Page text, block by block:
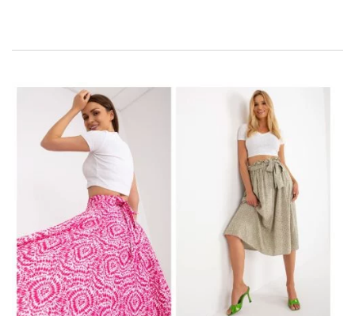
Dlouhá sukně – odkud pochází
tento styl?
Dlouhé sukně
, často sestupující k kotníkům oblohy jako k
samotné zemi, dává eleganci a svobodu. V dámské módě se
objevily ve starověku, kde ženy nosily dlouhé šaty. V
pozdějších dobách, zejména v 19. a na átku 20. í, dlouhé sukně
se staly synonymem ženské elegance a skromnosti.
Krásná dlouhá sukně na léto
V šedesátých a sedmdesátých
letech se vrátil do módy s impulsem hnutí hippie. V té době
byly symbolem vzpoury proti konvencím a výrazem
svobodného životního stylu. Souné dlouhé sukně kombinují a
s moderností abízejí nepřeberné stylingové stání.